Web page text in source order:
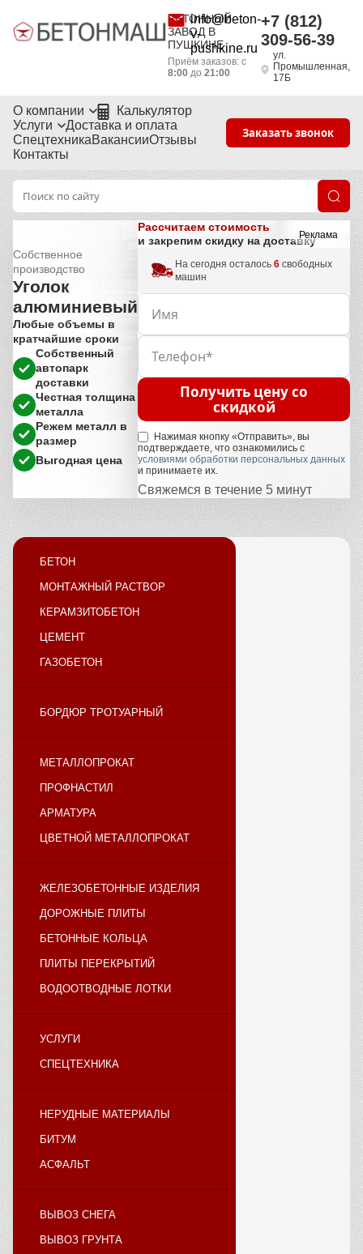
БЕТОННЫЙ
ЗАВОД В
ПУШКИНЕ
info@beton-
v-
pushkine.ru
Приём заказов: с
8:00 до 21:00
+7 (812)
309-56-39
ул.
Промышленная,
17Б
О компании
Калькулятор
Услуги
Доставка и оплата
СпецтехникаВакансииОтзывы
Контакты
Заказать звонок
Реклама
Собственное
производство
Уголок
алюминиевый
Любые объемы в
кратчайшие сроки
Собственный
автопарк
доставки
Честная толщина
металла
Режем металл в
размер
Выгодная цена
Рассчитаем стоимость
и закрепим скидку на доставку
На сегодня осталось 6 свободных
машин
Получить цену со
скидкой
Нажимая кнопку «Отправить», вы
подтверждаете, что ознакомились с
условиями обработки персональных данных
и принимаете их.
Свяжемся в течение 5 минут
БЕТОН
МОНТАЖНЫЙ РАСТВОР
КЕРАМЗИТОБЕТОН
ЦЕМЕНТ
ГАЗОБЕТОН
БОРДЮР ТРОТУАРНЫЙ
МЕТАЛЛОПРОКАТ
ПРОФНАСТИЛ
АРМАТУРА
ЦВЕТНОЙ МЕТАЛЛОПРОКАТ
ЖЕЛЕЗОБЕТОННЫЕ ИЗДЕЛИЯ
ДОРОЖНЫЕ ПЛИТЫ
БЕТОННЫЕ КОЛЬЦА
ПЛИТЫ ПЕРЕКРЫТИЙ
ВОДООТВОДНЫЕ ЛОТКИ
УСЛУГИ
СПЕЦТЕХНИКА
НЕРУДНЫЕ МАТЕРИАЛЫ
БИТУМ
АСФАЛЬТ
ВЫВОЗ СНЕГА
ВЫВОЗ ГРУНТА